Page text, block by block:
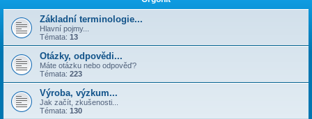
d
t
Základní terminologie...
Hlavní pojmy...
Témata: 13
Otázky, odpovědi...
Máte otázku nebo odpověď?
Témata: 223
Výroba, výzkum...
Jak začít, zkušenosti...
Témata: 130